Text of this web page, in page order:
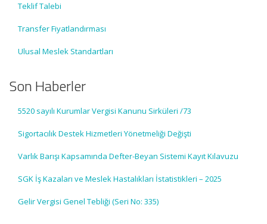
Teklif Talebi
Transfer Fiyatlandırması
Ulusal Meslek Standartları
Son Haberler
5520 sayılı Kurumlar Vergisi Kanunu Sirküleri /73
Sigortacılık Destek Hizmetleri Yönetmeliği Değişti
Varlık Barışı Kapsamında Defter-Beyan Sistemi Kayıt Kılavuzu
SGK İş Kazaları ve Meslek Hastalıkları İstatistikleri – 2025
Gelir Vergisi Genel Tebliği (Seri No: 335)